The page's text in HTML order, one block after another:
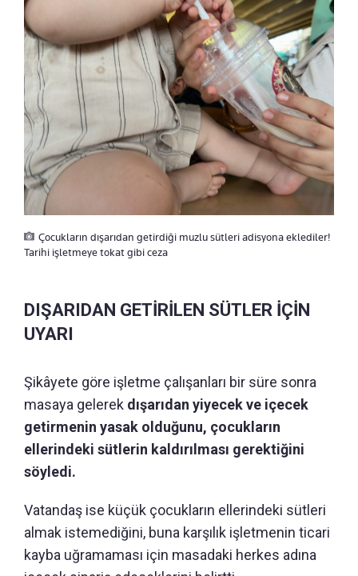
Çocukların dışarıdan getirdiği muzlu sütleri adisyona eklediler!
Tarihi işletmeye tokat gibi ceza
DIŞARIDAN GETİRİLEN SÜTLER İÇİN
UYARI
Şikâyete göre işletme çalışanları bir süre sonra
masaya gelerek dışarıdan yiyecek ve içecek
getirmenin yasak olduğunu, çocukların
ellerindeki sütlerin kaldırılması gerektiğini
söyledi.
Vatandaş ise küçük çocukların ellerindeki sütleri
almak istemediğini, buna karşılık işletmenin ticari
kayba uğramaması için masadaki herkes adına